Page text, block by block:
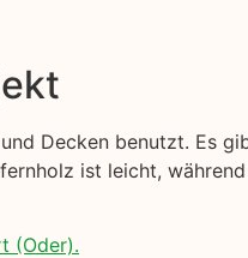
Decken benutzt. Es
ist leicht,
(Oder).